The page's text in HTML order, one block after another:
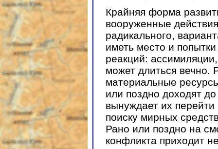
Крайняя форма
вооруженные
радикального,
иметь место и
реакций:
может длиться вечно.
материальные
или поздно доходят
вынуждает их перейти
поиску мирных
Рано или поздно на
конфликта приходит